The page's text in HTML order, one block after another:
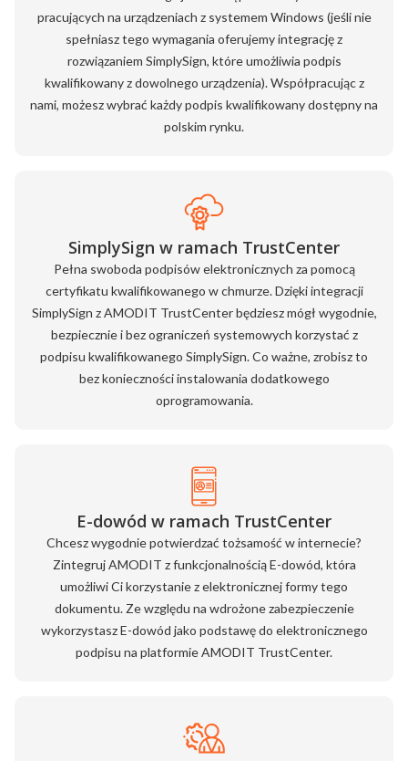
pracujących na urządzeniach z systemem Windows (jeśli nie
spełniasz tego wymagania oferujemy integrację z
rozwiązaniem SimplySign, które umożliwia podpis
kwalifikowany z dowolnego urządzenia). Współpracując z
nami, możesz wybrać każdy podpis kwalifikowany dostępny na
polskim rynku.
SimplySign w ramach TrustCenter
Pełna swoboda podpisów elektronicznych za pomocą
certyfikatu kwalifikowanego w chmurze. Dzięki integracji
SimplySign z AMODIT TrustCenter będziesz mógł wygodnie,
bezpiecznie i bez ograniczeń systemowych korzystać z
podpisu kwalifikowanego SimplySign. Co ważne, zrobisz to
bez konieczności instalowania dodatkowego
oprogramowania.
E-dowód w ramach TrustCenter
Chcesz wygodnie potwierdzać tożsamość w internecie?
Zintegruj AMODIT z funkcjonalnością E-dowód, która
umożliwi Ci korzystanie z elektronicznej formy tego
dokumentu. Ze względu na wdrożone zabezpieczenie
wykorzystasz E-dowód jako podstawę do elektronicznego
podpisu na platformie AMODIT TrustCenter.